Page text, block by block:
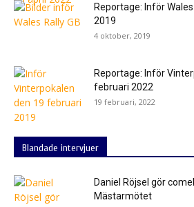
Reportage: Inför
2019
4 oktober, 2019
Reportage: Inför
februari 2022
19 februari, 2022
Blandade intervjuer
Daniel Röjsel gör
Mästarmötet